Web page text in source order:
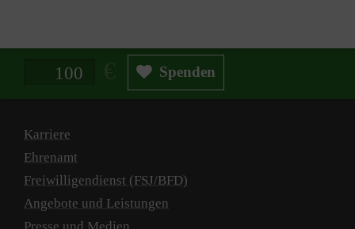
Spendenbetrag in Euro Spenden
Karriere
Ehrenamt
Freiwilligendienst (FSJ/BFD)
Angebote und Leistungen